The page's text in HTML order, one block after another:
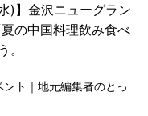
)】金沢ニューグラン
の中国料理飲み食べ
。
ト｜地元編集者のとっ